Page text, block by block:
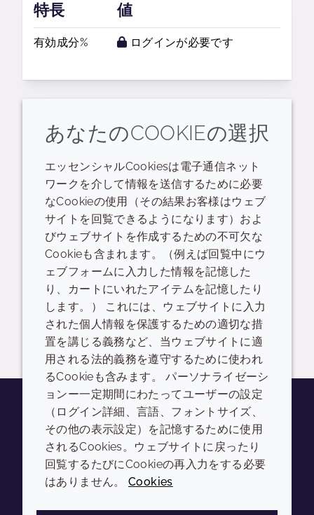
特長 値
有効成分% ログインが必要です
関連するリソース
PID データシート
生分解性ステートメント
SP CRODAMOL BOSS MBAL-LQ-(TH) EST1409
英語: 718.0 KB READ DESCRIPTIONS
ログイン/登録
YoutubeInstagramLinkedInTiktok
会社 LEGAL
あなたのCOOKIEの選択
エッセンシャルCookiesは電子通信ネット
ワークを介して情報を送信するために必要
なCookieの使用（その結果お客様はウェブ
サイトを回覧できるようになります）およ
びウェブサイトを作成するための不可欠な
Cookieも含まれます。（例えば回覧中にウ
ェブフォームに入力した情報を記憶した
り、カートにいれたアイテムを記憶したり
します。） これには、ウェブサイトに入力
された個人情報を保護するための適切な措
置を講じる義務など、当ウェブサイトに適
用される法的義務を遵守するために使われ
るCookieも含みます。 パーソナライゼーシ
ョンー一定期間にわたってユーザーの設定
（ログイン詳細、言語、フォントサイズ、
その他の表示設定）を記憶するために使用
されるCookies。ウェブサイトに戻ったり
回覧するたびにCookieの再入力をする必要
はありません。Cookies